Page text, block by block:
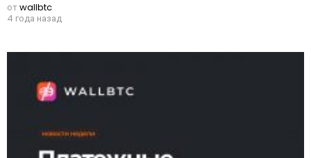
отwallbtc
4 года назад